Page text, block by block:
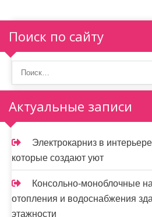
Поиск по сайту
Актуальные записи
Электрокарниз в
которые создают уют
Консольно-моноблочные
отопления и водоснабжения
этажности